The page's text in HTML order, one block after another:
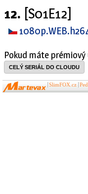
12. [S01E12]
Pokud máte
CELÝ SERIÁL DO CLOUDU
SlimFOX.cz